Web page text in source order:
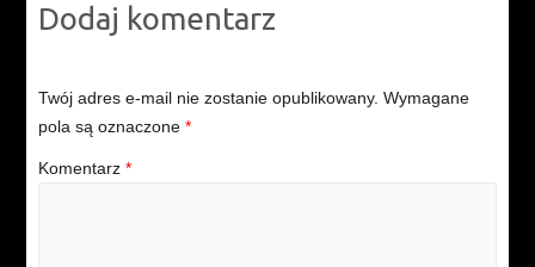
Dodaj komentarz
Twój adres e-mail nie zostanie opublikowany. Wymagane
pola są oznaczone *
Komentarz *